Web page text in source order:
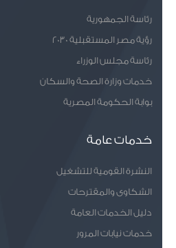
رئاسة الجمهورية
رؤية مصر المستقبلية 2030
رئاسة مجلس الوزراء
خدمات وزارة الصحة والسكان
بوابة الحكومة المصرية
خدمات عامة
النشرة القومية للتشغيل
الشكاوى والمقترحات
دليل الخدمات العامة
خدمات نيابات المرور